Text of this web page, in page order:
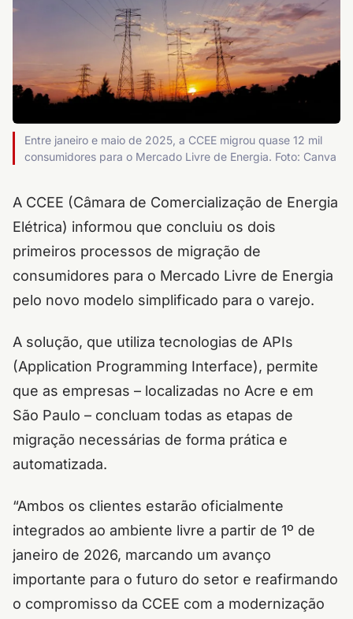
Entre janeiro e maio de 2025, a CCEE migrou quase 12 mil
consumidores para o Mercado Livre de Energia. Foto: Canva
A CCEE (Câmara de Comercialização de Energia
Elétrica) informou que concluiu os dois
primeiros processos de migração de
consumidores para o Mercado Livre de Energia
pelo novo modelo simplificado para o varejo.
A solução, que utiliza tecnologias de APIs
(Application Programming Interface), permite
que as empresas – localizadas no Acre e em
São Paulo – concluam todas as etapas de
migração necessárias de forma prática e
automatizada.
“Ambos os clientes estarão oficialmente
integrados ao ambiente livre a partir de 1º de
janeiro de 2026, marcando um avanço
importante para o futuro do setor e reafirmando
o compromisso da CCEE com a modernização